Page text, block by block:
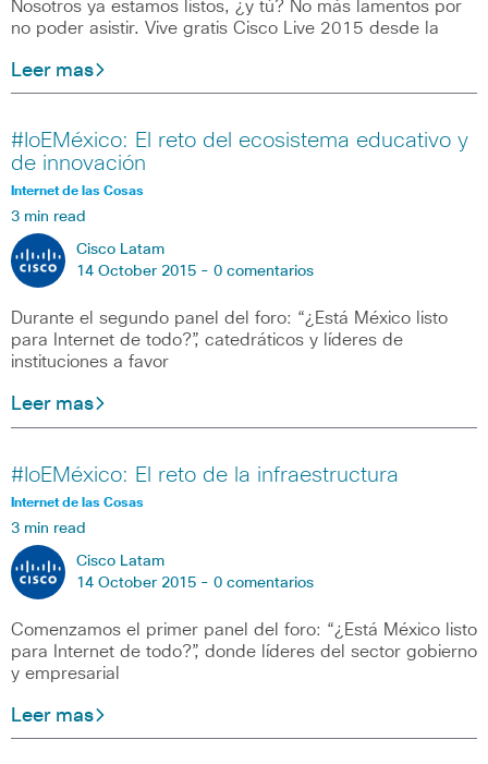
Nosotros ya estamos listos, ¿y tú? No más lamentos por
no poder asistir. Vive gratis Cisco Live 2015 desde la
Leer mas
#IoEMéxico: El reto del ecosistema educativo y
de innovación
Internet de las Cosas
3 min read
Cisco Latam
14 October 2015 - 0 comentarios
Durante el segundo panel del foro: “¿Está México listo
para Internet de todo?”, catedráticos y líderes de
instituciones a favor
Leer mas
#IoEMéxico: El reto de la infraestructura
Internet de las Cosas
3 min read
Cisco Latam
14 October 2015 - 0 comentarios
Comenzamos el primer panel del foro: “¿Está México listo
para Internet de todo?”, donde líderes del sector gobierno
y empresarial
Leer mas